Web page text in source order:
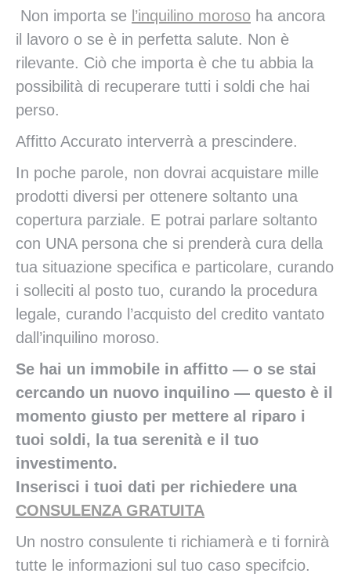
Non importa se l’inquilino moroso ha ancora
il lavoro o se è in perfetta salute. Non è
rilevante. Ciò che importa è che tu abbia la
possibilità di recuperare tutti i soldi che hai
perso.
Affitto Accurato interverrà a prescindere.
In poche parole, non dovrai acquistare mille
prodotti diversi per ottenere soltanto una
copertura parziale. E potrai parlare soltanto
con UNA persona che si prenderà cura della
tua situazione specifica e particolare, curando
i solleciti al posto tuo, curando la procedura
legale, curando l’acquisto del credito vantato
dall’inquilino moroso.
Se hai un immobile in affitto — o se stai
cercando un nuovo inquilino — questo è il
momento giusto per mettere al riparo i
tuoi soldi, la tua serenità e il tuo
investimento.
Inserisci i tuoi dati per richiedere una
CONSULENZA GRATUITA
Un nostro consulente ti richiamerà e ti fornirà
tutte le informazioni sul tuo caso specifcio.